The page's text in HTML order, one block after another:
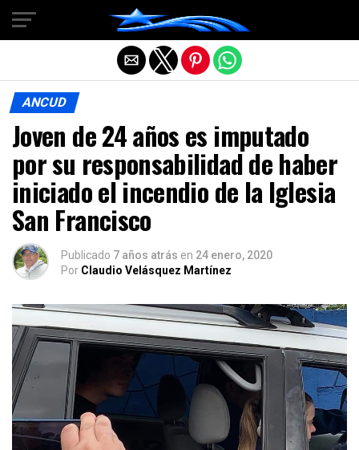
ANCUD
Joven de 24 años es imputado
por su responsabilidad de haber
iniciado el incendio de la Iglesia
San Francisco
Publicado 7 años atrás en 24 enero, 2020
Por Claudio Velásquez Martínez
Salir de la versión móvil